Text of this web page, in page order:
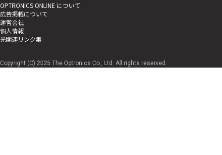
OPTRONICS ONLINE について
広告掲載について
運営会社
個人情報
光関連リンク集
Copyright (C) 2025 The Optronics Co., Ltd. All rights reserved.